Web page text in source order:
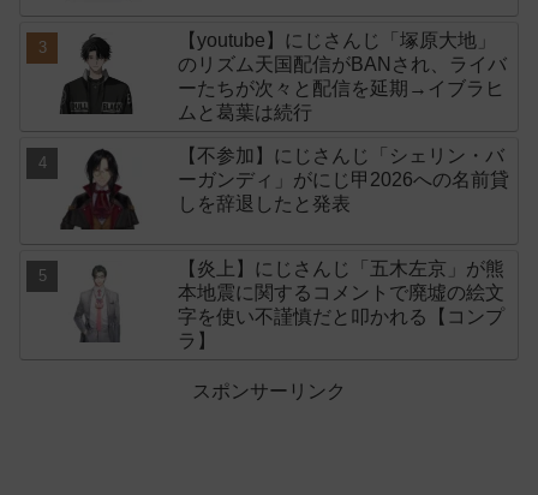
【youtube】にじさんじ「塚原大地」
のリズム天国配信がBANされ、ライバ
ーたちが次々と配信を延期→イブラヒ
ムと葛葉は続行
【不参加】にじさんじ「シェリン・バ
ーガンディ」がにじ甲2026への名前貸
しを辞退したと発表
【炎上】にじさんじ「五木左京」が熊
本地震に関するコメントで廃墟の絵文
字を使い不謹慎だと叩かれる【コンプ
ラ】
スポンサーリンク